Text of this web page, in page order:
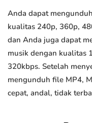
Anda dapat
kualitas 240p, 360p,
dan Anda juga dapat
musik dengan kualitas
320kbps. Setelah
mengunduh file MP4,
cepat, andal, tidak